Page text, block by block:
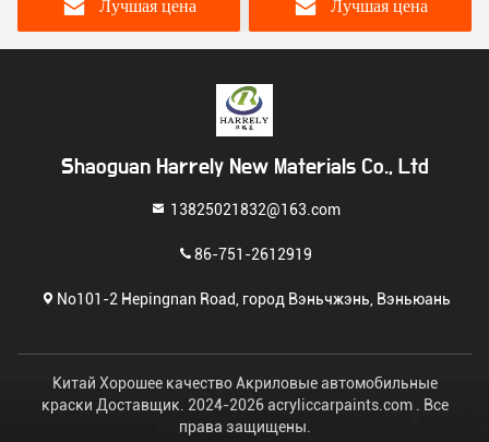
цвет для автомобилей
Лучшая цена
автомобильная краска
ISO14001
Лучшая цена
Shaoguan Harrely New Materials Co., Ltd
13825021832@163.com
86-751-2612919
No101-2 Hepingnan Road, город Вэньчжэнь, Вэньюань
Китай Хорошее качество Акриловые автомобильные
краски Доставщик. 2024-2026 acryliccarpaints.com . Все
права защищены.